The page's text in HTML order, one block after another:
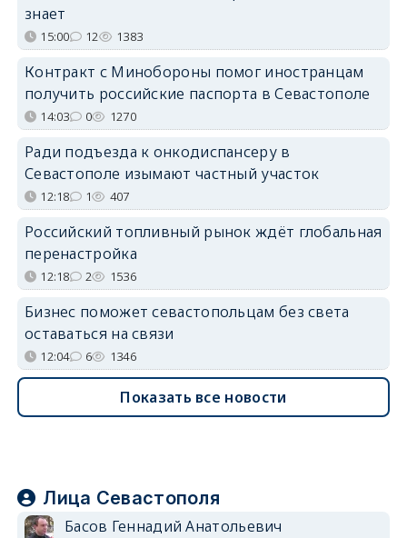
знает
15:00 12 1383
Контракт с Минобороны помог иностранцам
получить российские паспорта в Севастополе
14:03 0 1270
Ради подъезда к онкодиспансеру в
Севастополе изымают частный участок
12:18 1 407
Российский топливный рынок ждёт глобальная
перенастройка
12:18 2 1536
Бизнес поможет севастопольцам без света
оставаться на связи
12:04 6 1346
Показать все новости
Лица Севастополя
Басов Геннадий Анатольевич